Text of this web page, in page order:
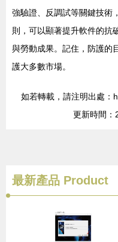
強驗證、反調試等關鍵技術
則，可以顯著提升軟件的抗
與勞動成果。記住，防護的
護大多數市場。
如若轉載，請注明出處：
更新時間
最新產品 Product